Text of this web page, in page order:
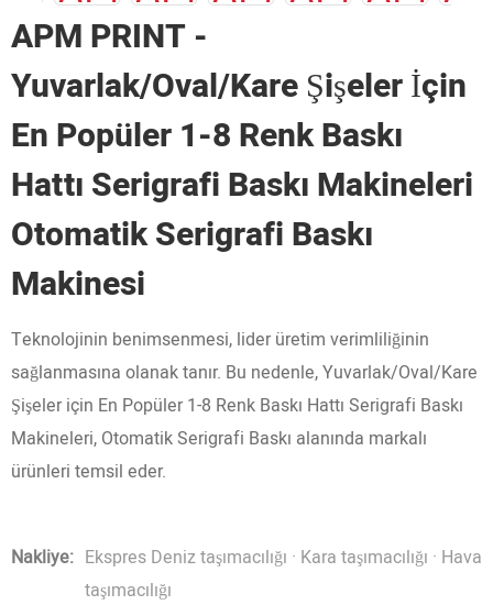
APM PRINT -
Yuvarlak/Oval/Kare Şişeler İçin
En Popüler 1-8 Renk Baskı
Hattı Serigrafi Baskı Makineleri
Otomatik Serigrafi Baskı
Makinesi
Teknolojinin benimsenmesi, lider üretim verimliliğinin
sağlanmasına olanak tanır. Bu nedenle, Yuvarlak/Oval/Kare
Şişeler için En Popüler 1-8 Renk Baskı Hattı Serigrafi Baskı
Makineleri, Otomatik Serigrafi Baskı alanında markalı
ürünleri temsil eder.
Nakliye: Ekspres Deniz taşımacılığı · Kara taşımacılığı · Hava
taşımacılığı